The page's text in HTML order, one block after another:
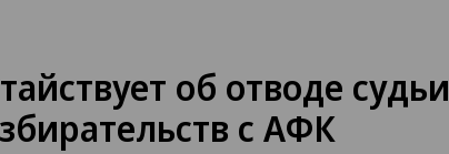
об отводе судьи
с АФК